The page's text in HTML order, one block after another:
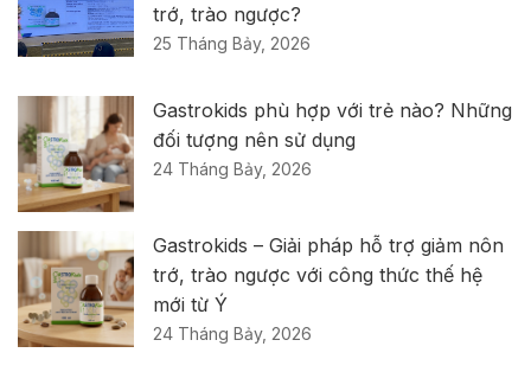
trớ, trào ngược?
25 Tháng Bảy, 2026
Gastrokids phù hợp với trẻ nào? Những
đối tượng nên sử dụng
24 Tháng Bảy, 2026
Gastrokids – Giải pháp hỗ trợ giảm nôn
trớ, trào ngược với công thức thế hệ
mới từ Ý
24 Tháng Bảy, 2026